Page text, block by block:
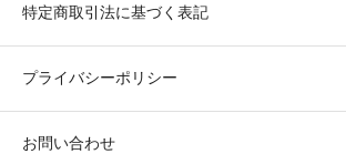
特定商取引法に基づく表記
プライバシーポリシー
お問い合わせ